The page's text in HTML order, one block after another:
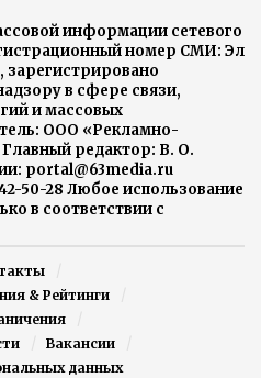
информации сетевого
номер СМИ: Эл
зарегистрировано
в сфере связи,
и массовых
ООО «Рекламно-
редактор: В. О.
portal@63media.ru
50-28 Любое использование
в соответствии с
& Рейтинги
Вакансии
данных